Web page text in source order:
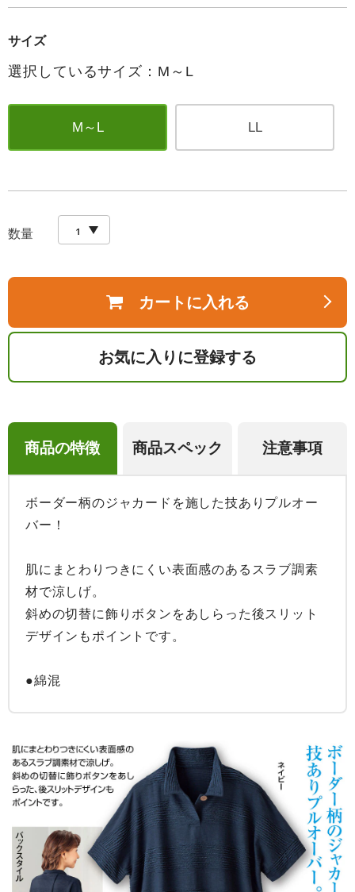
サイズ
選択しているサイズ：M～L
M～L LL
数量
カートに入れる
お気に入りに登録する
商品の特徴 商品スペック 注意事項
ボーダー柄のジャカードを施した技ありプルオー
バー！
肌にまとわりつきにくい表面感のあるスラブ調素
材で涼しげ。
斜めの切替に飾りボタンをあしらった後スリット
デザインもポイントです。
●綿混